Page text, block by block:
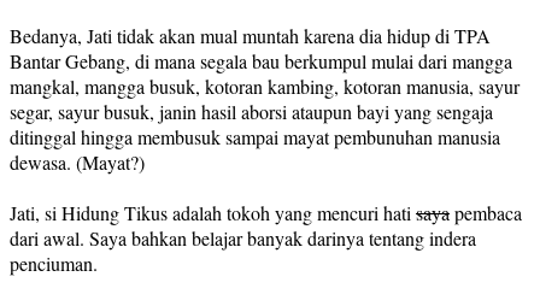
Bedanya, Jati tidak akan mual muntah karena dia hidup di TPA
Bantar Gebang, di mana segala bau berkumpul mulai dari mangga
mangkal, mangga busuk, kotoran kambing, kotoran manusia, sayur
segar, sayur busuk, janin hasil aborsi ataupun bayi yang sengaja
ditinggal hingga membusuk sampai mayat pembunuhan manusia
dewasa. (Mayat?)
Jati, si Hidung Tikus adalah tokoh yang mencuri hati sayapembaca
dari awal. Saya bahkan belajar banyak darinya tentang indera
penciuman.